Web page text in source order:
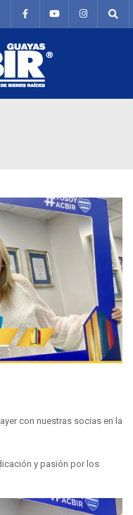
con nuestras socias en la
y pasión por los